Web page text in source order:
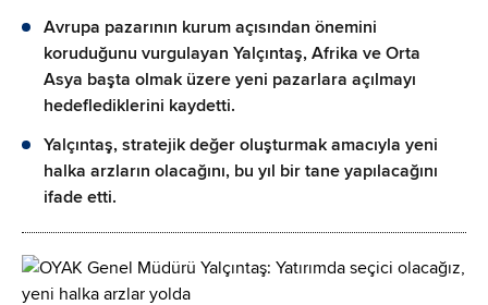
Avrupa pazarının kurum açısından önemini
koruduğunu vurgulayan Yalçıntaş, Afrika ve Orta
Asya başta olmak üzere yeni pazarlara açılmayı
hedeflediklerini kaydetti.
Yalçıntaş, stratejik değer oluşturmak amacıyla yeni
halka arzların olacağını, bu yıl bir tane yapılacağını
ifade etti.